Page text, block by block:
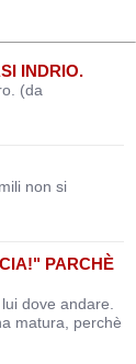
INDRIO.
(da
non si
PARCHÈ
dove andare.
matura, perchè